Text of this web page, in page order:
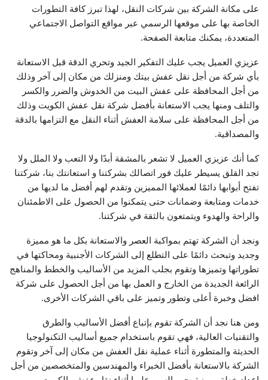
على مكانة الشركة بين شركات النقل، لهذا تبرز كافة التطورات
الخاصة بها على موقعها الرسمي عبر مواقع التواصل الاجتماعي
المتعددة، يمكنك متابعة الصفحة.
عزيزي العميل يجب عليك التفكير الجيد وتحري الدقة قبل الاستعانة
بأي شركة من أجل نقل عفش بيتك ومنزلك من مكان إلى آخر وذلك
من أجل المحافظة على عفش البيت من الخدوش والضرر والكسر
والتلف ومنها يجب الاستعانة بأفضل شركة نقل عفش الكويت وذلك
من أجل المحافظة على سلامة العفش أثناء النقل مع التزامها بالدقة
والمصداقية.
كما أنك عزيزي العميل لا تشعر بالمشقة أبدًا ولا التعب ولا الملل ولا
تجد القلق يسيطر عليك فور اتصالك بشركتنا و استعانتك بنا، شركتنا
تفتح أبوابها دائمًا لعملائها المميزين وتقدم لهم أفضل ما لديها من
خدمات ومتابعة وضمانات حتى يتمكنوا من الحصول على الاطمئنان
والراحة والهدوء ويتمتعون بالثقة في شركتنا.
ونجد أن الشركة تهتم بمواكبة العصر والاستعانة بكل ما هو مميزة
وجديد وتبحث دائمًا على التطلع إلى الشركات الأجنبية ومحاكتها في
تطوراتها وتميزها وتقوم بجلب المزيد من الأساليب والخطط والمناهج
الرائعة الجديدة من الخارج و العمل بها من أجل الحصول على شركة
افضل وخبرة أعلى وتطور وتميز على باقي الشركات الأخرى.
ومن هنا نجد أن الشركة تقوم بإتباع أفضل الأساليب والطرق
والتقنيات العالية، فهي تقوم باستخدام جميع أساليب التكنولوجيا
الحديثة والمتطورة أثناء عملية نقل العفش من مكان إلى آخر وتقوم
الشركة بالاستعانة بأفضل الخبراء والمهندسين والمتخصصين من أجل